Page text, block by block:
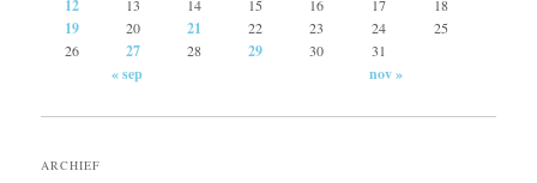
12 13 14 15 16 17 18
19 20 21 22 23 24
25
26
27 28 29 30 31
« sep nov »
ARCHIEF